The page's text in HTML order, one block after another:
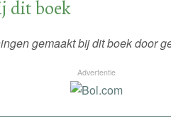
dit boek
gemaakt bij dit boek door
Advertentie